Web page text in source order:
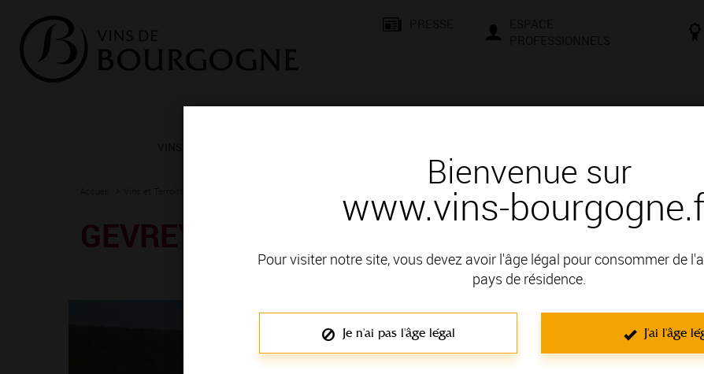
Bienvenue sur
www.vins-
Pour visiter notre site, vous devez avoir l'âge légal pour consommer de
pays de résidence.
Je n'ai pas l'âge légal J'ai l'âge
La Bourgogne, une localisation privilégiée
GEVREY-CHAMBERTIN